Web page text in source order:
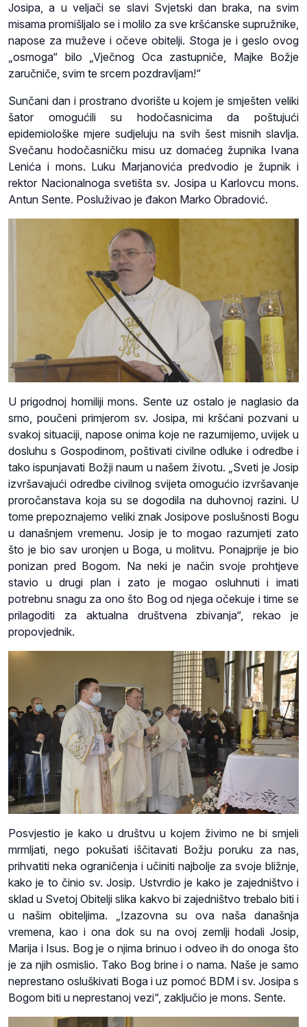
Josipa, a u veljači se slavi Svjetski dan braka, na svim
misama promišljalo se i molilo za sve kršćanske supružnike,
napose za muževe i očeve obitelji. Stoga je i geslo ovog
„osmoga“ bilo „Vječnog Oca zastupniče, Majke Božje
zaručniče, svim te srcem pozdravljam!“
Sunčani dan i prostrano dvorište u kojem je smješten veliki
šator omogućili su hodočasnicima da poštujući
epidemiološke mjere sudjeluju na svih šest misnih slavlja.
Svečanu hodočasničku misu uz domaćeg župnika Ivana
Lenića i mons. Luku Marjanovića predvodio je župnik i
rektor Nacionalnoga svetišta sv. Josipa u Karlovcu mons.
Antun Sente. Posluživao je đakon Marko Obradović.
U prigodnoj homiliji mons. Sente uz ostalo je naglasio da
smo, poučeni primjerom sv. Josipa, mi kršćani pozvani u
svakoj situaciji, napose onima koje ne razumijemo, uvijek u
dosluhu s Gospodinom, poštivati civilne odluke i odredbe i
tako ispunjavati Božji naum u našem životu. „Sveti je Josip
izvršavajući odredbe civilnog svijeta omogućio izvršavanje
proročanstava koja su se dogodila na duhovnoj razini. U
tome prepoznajemo veliki znak Josipove poslušnosti Bogu
u današnjem vremenu. Josip je to mogao razumjeti zato
što je bio sav uronjen u Boga, u molitvu. Ponajprije je bio
ponizan pred Bogom. Na neki je način svoje prohtjeve
stavio u drugi plan i zato je mogao osluhnuti i imati
potrebnu snagu za ono što Bog od njega očekuje i time se
prilagoditi za aktualna društvena zbivanja“, rekao je
propovjednik.
Posvjestio je kako u društvu u kojem živimo ne bi smjeli
mrmljati, nego pokušati iščitavati Božju poruku za nas,
prihvatiti neka ograničenja i učiniti najbolje za svoje bližnje,
kako je to činio sv. Josip. Ustvrdio je kako je zajedništvo i
sklad u Svetoj Obitelji slika kakvo bi zajedništvo trebalo biti i
u našim obiteljima. „Izazovna su ova naša današnja
vremena, kao i ona dok su na ovoj zemlji hodali Josip,
Marija i Isus. Bog je o njima brinuo i odveo ih do onoga što
je za njih osmislio. Tako Bog brine i o nama. Naše je samo
neprestano osluškivati Boga i uz pomoć BDM i sv. Josipa s
Bogom biti u neprestanoj vezi“, zaključio je mons. Sente.